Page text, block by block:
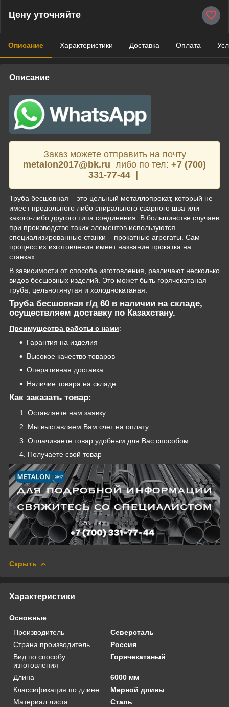
Цену уточняйте
Описание Характеристики Доставка Оплата
Описание
Заказ можете отправить на почту
metalon2017@bk.ru либо по тел: +7 (700)
331-77-44 |
Труба бесшовная – это цельный металлопрокат, который не
имеет продольного либо спирального сварного шва или
какого-либо другого типа соединения. В большинстве случаев
при производстве таких элементов используются
специализированные станки – прокатные агрегаты. Сам
процесс их изготовления имеет название прокатка на
станках.
В зависимости от способа изготовления, различают несколько
видов бесшовных изделий. Это может быть горячекатаная
труба, цельнотянутая и холоднокатаная.
Труба бесшовная г/д 60 в наличии на складе,
осуществляем доставку по Казахстану.
Преимущества работы с нами:
Гарантия на изделия
Высокое качество товаров
Оперативная доставка
Наличие товара на складе
Как заказать товар:
Оставляете нам заявку
Мы выставляем Вам счет на оплату
Оплачиваете товар удобным для Вас способом
Получаете свой товар
Скрыть
Характеристики
Основные
Производитель
Северсталь
Страна производитель
Россия
Вид по способу
изготовления
Горячекатаный
Длина
6000 мм
Классификация по длине
Мерной длины
Материал листа
Сталь